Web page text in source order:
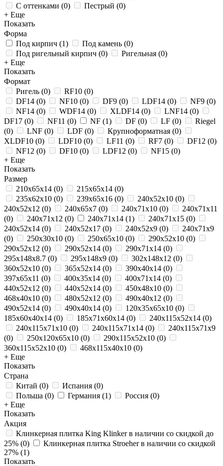
С оттенками (0) Пестрый (0)
+ Еще
Показать
Форма
Под кирпич (1) Под камень (0)
Под ригельный кирпич (0) Ригельная (0)
+ Еще
Показать
Формат
Ригель (0) RF10 (0)
DF14 (0) NF10 (0) DF9 (0) LDF14 (0) NF9 (0)
NF14 (0) WDF14 (0) XLDF14 (0) LNF14 (0)
DF17 (0) NF11 (0) NF (1) DF (0) LF (0)
Riegel
(0) LNF (0) LDF (0) Крупноформатная (0)
XLDF10 (0) LDF10 (0) LF11 (0) RF7 (0) DF12 (0)
NF12 (0) DF10 (0) LDF12 (0) NF15 (0)
+ Еще
Показать
Размер
210x65x14 (0) 215х65х14 (0)
235x62x10 (0) 239х65х16 (0) 240x52x10 (0)
240x52x12 (0) 240x65x7 (0) 240x71x10 (0)
240x71x11
(0) 240x71x12 (0) 240x71x14 (1) 240x71x15 (0)
240х52х14 (0) 240х52х17 (0) 240х52х9 (0)
240х71х9
(0) 250x30x10 (0) 250x65x10 (0) 290x52x10 (0)
290x52x12 (0) 290x52x14 (0) 290x71x14 (0)
295х148х8.7 (0) 295х148х9 (0) 302х148х12 (0)
360х52х10 (0) 365x52x14 (0) 390x40x14 (0)
397x65x11 (0) 400х35х14 (0) 400х71х14 (0)
440x52x12 (0) 440х52х14 (0) 450x48x10 (0)
468x40x10 (0) 480х52х12 (0) 490x40x12 (0)
490x52x14 (0) 490х40х14 (0) 120x35x65x10 (0)
185x60x40x14 (0) 185х71х60х14 (0) 240x115x52x14 (0)
240x115x71x10 (0) 240x115x71x14 (0)
240x115x71x9
(0) 250x120x65x10 (0) 290x115x52x10 (0)
360x115x52x10 (0) 468x115x40x10 (0)
+ Еще
Показать
Страна
Китай (0) Испания (0)
Польша (0) Германия (1) Россия (0)
+ Еще
Показать
Акция
Клинкерная плитка King Klinker в наличии со скидкой до
25% (0)
Клинкерная плитка Stroeher в наличии со скидкой
27% (1)
Показать